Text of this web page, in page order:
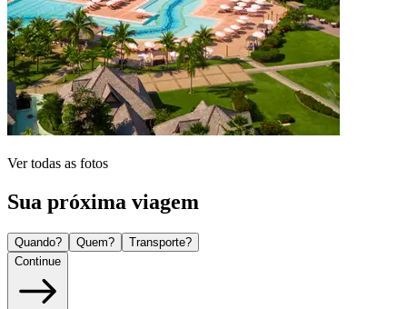
Ver todas as fotos
Sua próxima viagem
Quando? Quem?
Transporte?
Continue